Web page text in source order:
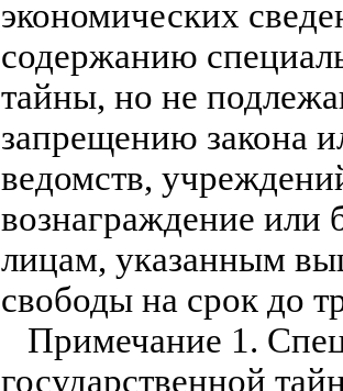
экономических
содержанию
тайны, но не
запрещению закона
ведомств,
вознаграждение или
лицам, указанным
свободы на срок до
Примечание 1.
государственной